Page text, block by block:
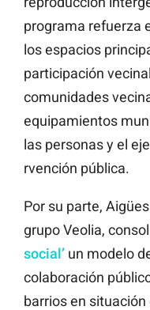
programa refuerza
los espacios
participación
comunidades
equipamientos
las personas y el
rvención pública.
Por su parte,
grupo Veolia,
social’ un modelo
colaboración
barrios en